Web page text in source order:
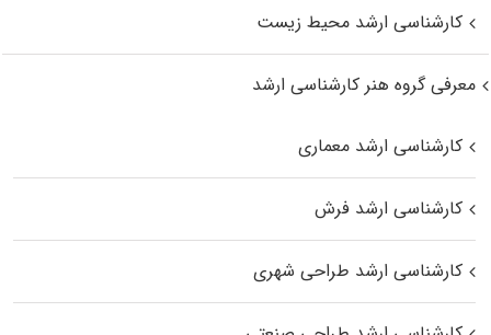
کارشناسی ارشد محیط زیست
معرفی گروه هنر کارشناسی ارشد
کارشناسی ارشد معماری
کارشناسی ارشد فرش
کارشناسی ارشد طراحی شهری